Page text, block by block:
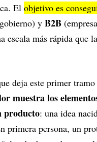
El objetivo es
y B2B
escala más rápida que
deja este primer
muestra los
producto: una idea
primera persona, un